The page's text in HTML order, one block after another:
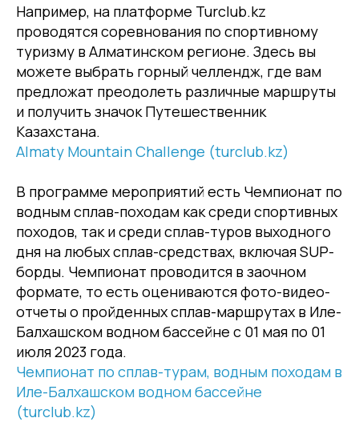
Например, на платформе Turclub.kz
проводятся соревнования по спортивному
туризму в Алматинском регионе. Здесь вы
можете выбрать горный челлендж, где вам
предложат преодолеть различные маршруты
и получить значок Путешественник
Казахстана.
Almaty Mountain Challenge (turclub.kz)
В программе мероприятий есть Чемпионат по
водным сплав-походам как среди спортивных
походов, так и среди сплав-туров выходного
дня на любых сплав-средствах, включая SUP-
борды. Чемпионат проводится в заочном
формате, то есть оцениваются фото-видео-
отчеты о пройденных сплав-маршрутах в Иле-
Балхашском водном бассейне с 01 мая по 01
июля 2023 года.
Чемпионат по сплав-турам, водным походам в
Иле-Балхашском водном бассейне
(turclub.kz)